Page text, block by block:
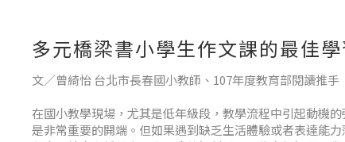
孩子也可以仿作一篇專用於自己的「成長日記」。
不是每個孩子的亮點很容易發現，總有
多元橋梁書小學生作文課的最佳
文／曾綺怡 台北市長春國小教師、107年度教育部閱讀推手
在國小教學現場，尤其是低年級段，教學流程中引起動機
是非常重要的開端。但如果遇到缺乏生活體驗或者表達能